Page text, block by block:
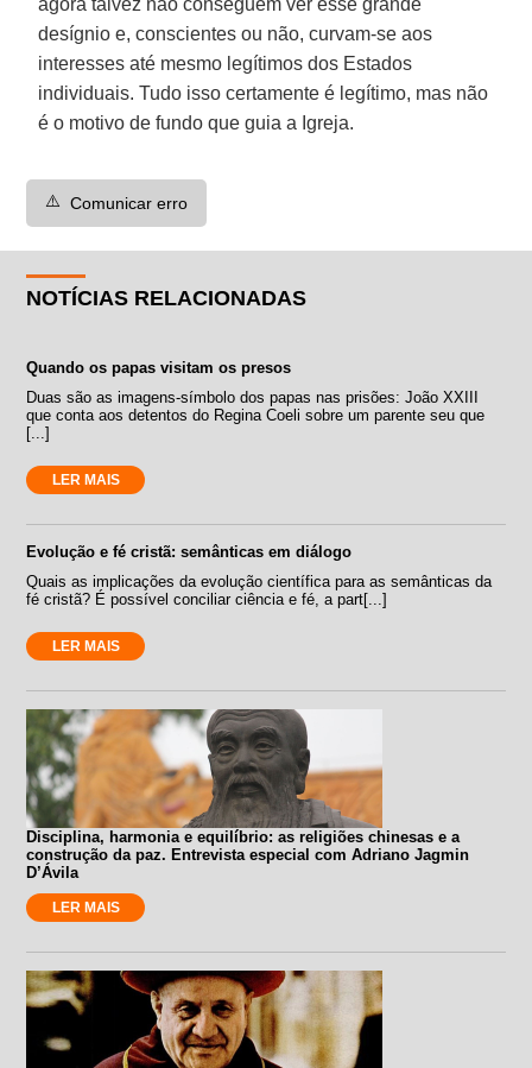
desígnio e, conscientes ou não, curvam-se aos
interesses até mesmo legítimos dos Estados
individuais. Tudo isso certamente é legítimo, mas não
é o motivo de fundo que guia a Igreja.
⚠️ Comunicar erro
NOTÍCIAS RELACIONADAS
Quando os papas visitam os presos
Duas são as imagens-símbolo dos papas nas prisões: João XXIII
que conta aos detentos do Regina Coeli sobre um parente seu que
[...]
LER MAIS
Evolução e fé cristã: semânticas em diálogo
Quais as implicações da evolução científica para as semânticas da
fé cristã? É possível conciliar ciência e fé, a part[...]
LER MAIS
Disciplina, harmonia e equilíbrio: as religiões chinesas e a
construção da paz. Entrevista especial com Adriano Jagmin
D’Ávila
LER MAIS